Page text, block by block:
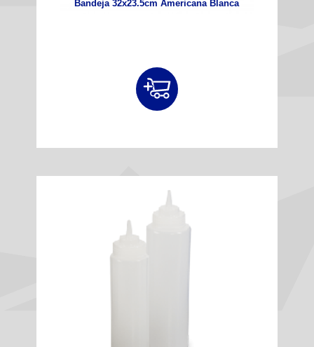
Bandeja 32x23.5cm Americana Blanca